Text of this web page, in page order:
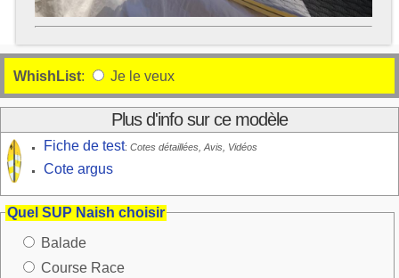
WhishList: Je le veux
Plus d'info sur ce modèle
Fiche de test:Cotes détaillées, Avis, Vidéos
Cote argus
Quel SUP Naish choisir
Balade
Course Race